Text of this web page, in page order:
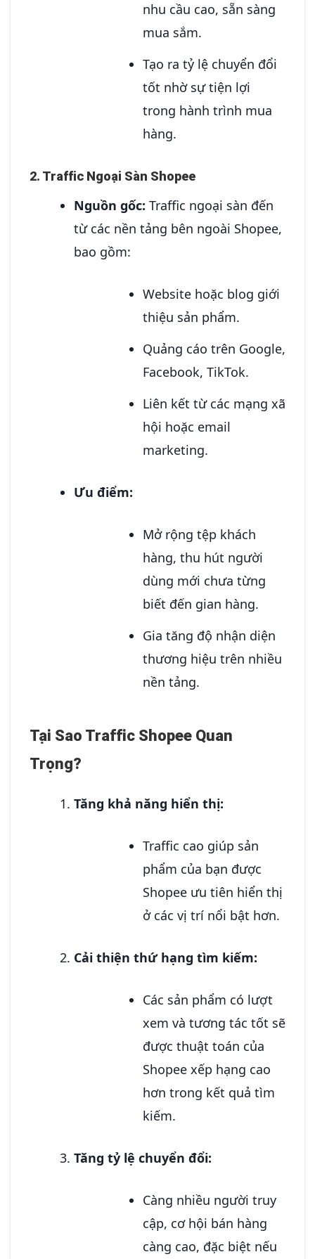
nhu cầu cao, sẵn sàng
mua sắm.
Tạo ra tỷ lệ chuyển đổi
tốt nhờ sự tiện lợi
trong hành trình mua
hàng.
2. Traffic Ngoại Sàn Shopee
Nguồn gốc: Traffic ngoại sàn đến
từ các nền tảng bên ngoài Shopee,
bao gồm:
Website hoặc blog giới
thiệu sản phẩm.
Quảng cáo trên Google,
Facebook, TikTok.
Liên kết từ các mạng xã
hội hoặc email
marketing.
Ưu điểm:
Mở rộng tệp khách
hàng, thu hút người
dùng mới chưa từng
biết đến gian hàng.
Gia tăng độ nhận diện
thương hiệu trên nhiều
nền tảng.
Tại Sao Traffic Shopee Quan
Trọng?
Tăng khả năng hiển thị:
Traffic cao giúp sản
phẩm của bạn được
Shopee ưu tiên hiển thị
ở các vị trí nổi bật hơn.
Cải thiện thứ hạng tìm kiếm:
Các sản phẩm có lượt
xem và tương tác tốt sẽ
được thuật toán của
Shopee xếp hạng cao
hơn trong kết quả tìm
kiếm.
Tăng tỷ lệ chuyển đổi:
Càng nhiều người truy
cập, cơ hội bán hàng
càng cao, đặc biệt nếu